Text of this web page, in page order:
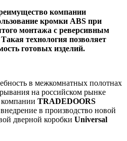
компании
кромки ABS при
монтажа с реверсивным
технология позволяет
готовых изделий.
в межкомнатных полотнах
на российском рынке
компании TRADEDOORS
в производство новой
дверной коробки Universal